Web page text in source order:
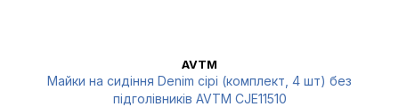
AVTM
Майки на сидіння Denim сірі (комплект, 4 шт) без
підголівників AVTM CJE11510